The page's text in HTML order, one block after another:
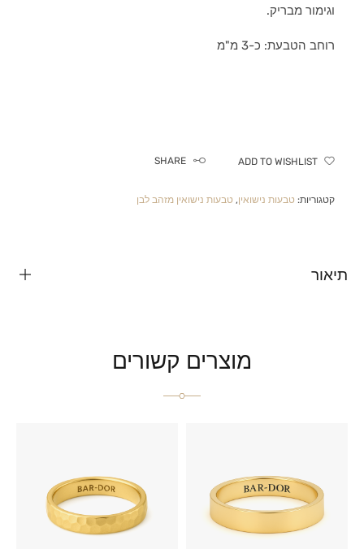
וגימור מבריק.
רוחב הטבעת: כ-3 מ"מ
ADD TO WISHLIST
SHARE
קטגוריות: טבעות נישואין, טבעות נישואין מזהב לבן
תיאור
מוצרים קשורים